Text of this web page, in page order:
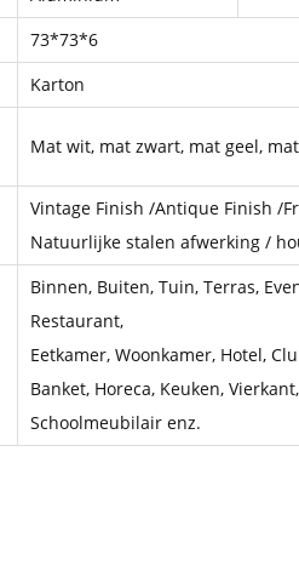
73*73*6
Karton
Mat wit, mat zwart, mat geel,
Vintage Finish /Antique Finish /
Natuurlijke stalen afwerking /
Binnen, Buiten, Tuin, Terras,
Restaurant,
Eetkamer, Woonkamer, Hotel,
Banket, Horeca, Keuken,
Schoolmeubilair enz.